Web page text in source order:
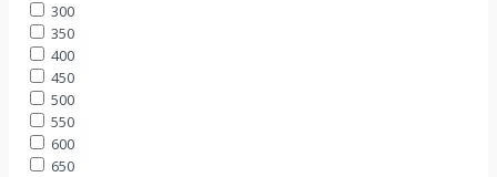
300
350
400
450
500
550
600
650